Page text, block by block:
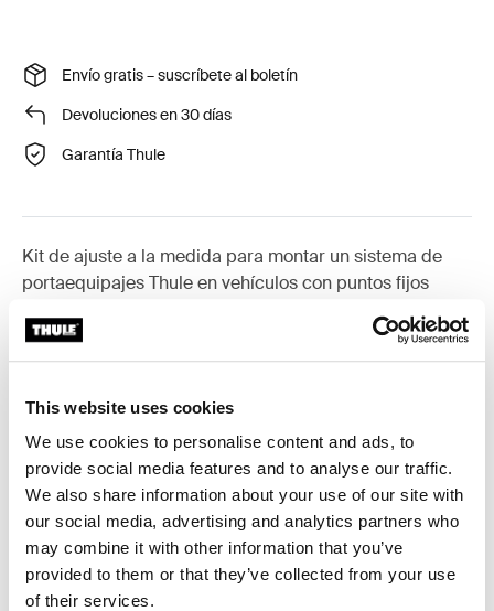
This website uses cookies
We use cookies to personalise content and ads, to
provide social media features and to analyse our traffic.
We also share information about your use of our site with
our social media, advertising and analytics partners who
may combine it with other information that you’ve
provided to them or that they’ve collected from your use
of their services.
Envío gratis – suscríbete al boletín
Devoluciones en 30 días
Garantía Thule
Kit de ajuste a la medida para montar un sistema de
portaequipajes Thule en vehículos con puntos fijos
portaequipajes de instalación personalizada.
Toggle features
Todas las características
Toggle techspec
Especificaciones técnicas
Toggle guides and instructions
Instrucciones